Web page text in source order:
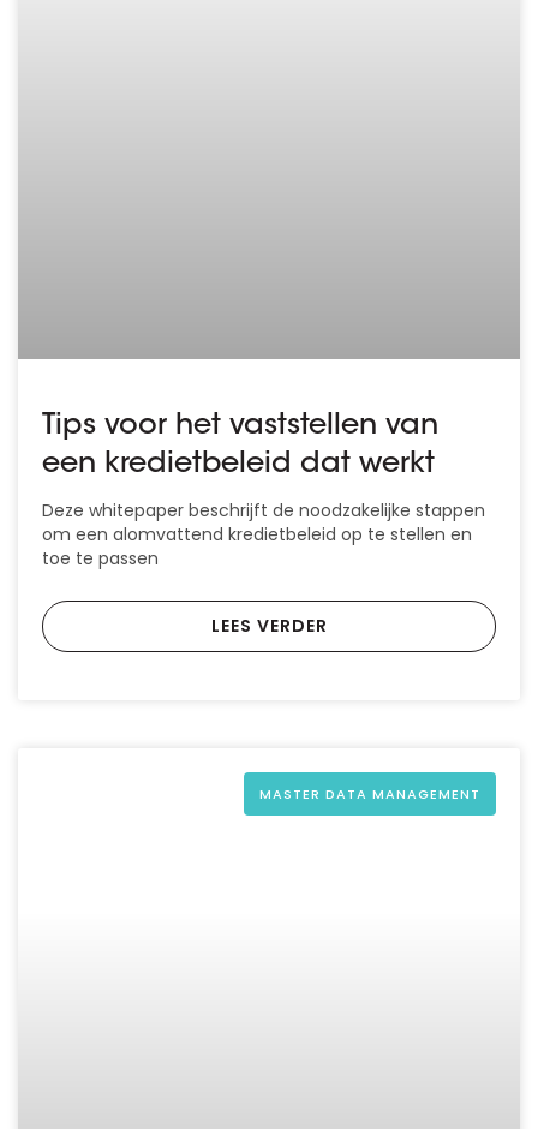
Tips voor het vaststellen van
een kredietbeleid dat werkt
Deze whitepaper beschrijft de noodzakelijke stappen
om een alomvattend kredietbeleid op te stellen en
toe te passen
LEES VERDER
MASTER DATA MANAGEMENT